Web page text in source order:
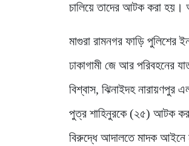
চালিয়ে তাদের আটক করা হয়।
মাগুরা রামনগর ফাড়ি পুলিশের
ঢাকাগামী জে আর পরিবহনের
বিশ্বাস, ঝিনাইদহ নারায়ণপুর
পুত্র শাহিনুরকে (২৫) আটক করা
বিরুদ্ধে আদালতে মাদক আইনে